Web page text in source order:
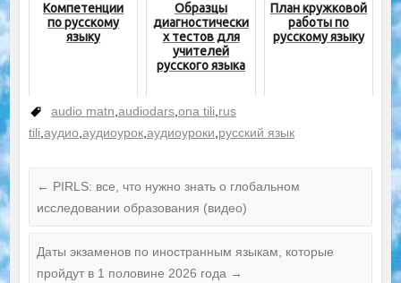
Компетенции
по русскому
языку
Образцы
диагностически
х тестов для
учителей
русского языка
План кружковой
работы по
русскому языку
audio matn,audiodars,ona tili,rus
tili,аудио,аудиоурок,аудиоуроки,русский язык
← PIRLS: все, что нужно знать о глобальном
исследовании образования (видео)
Даты экзаменов по иностранным языкам, которые
пройдут в 1 половине 2026 года →